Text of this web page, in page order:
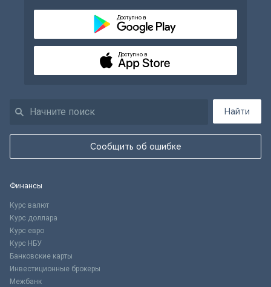
Найти
Сообщить об ошибке
Доступно в
Доступно в
Финансы
Курс валют
Курс доллара
Курс евро
Курс НБУ
Банковские карты
Инвестиционные брокеры
Межбанк